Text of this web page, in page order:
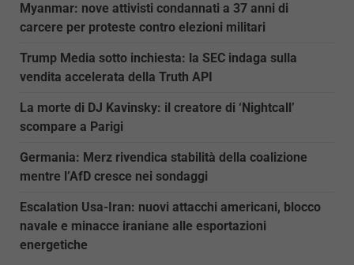
Myanmar: nove attivisti condannati a 37 anni di
carcere per proteste contro elezioni militari
Trump Media sotto inchiesta: la SEC indaga sulla
vendita accelerata della Truth API
La morte di DJ Kavinsky: il creatore di ‘Nightcall’
scompare a Parigi
Germania: Merz rivendica stabilità della coalizione
mentre l’AfD cresce nei sondaggi
Escalation Usa-Iran: nuovi attacchi americani, blocco
navale e minacce iraniane alle esportazioni
energetiche